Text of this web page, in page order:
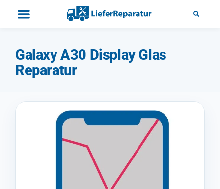
Galaxy A30 Display Glas
Reparatur